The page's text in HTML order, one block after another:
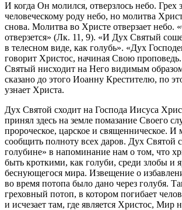
И когда Он молился, отверзлось небо. Грех
человеческому роду небо, но молитва
снова. Молитва во Христе отверзает небо.
отверзется» (Лк. 11, 9). «И Дух Святый
в телесном виде, как голубь». «Дух
говорит Христос, начиная Свою
Святый нисходит на Него видимым
сказано до этого Иоанну Крестителю, по
узнает Христа.
Дух Святой сходит на Господа Иисуса
принял здесь на земле помазание Своего
пророческое, царское и священническое.
сообщить полноту всех даров. Дух Святой
голубине» в напоминание нам о том, что
быть кроткими, как голуби, среди злобы и
беснующегося мира. Извещение о
во время потопа было дано через голубя.
греховный потоп, в котором погибает
и исчезает там, где является Христос, Мир